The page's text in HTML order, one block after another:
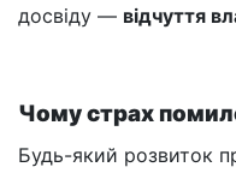
досвіду — відчуття
Чому страх
Будь-який розвиток